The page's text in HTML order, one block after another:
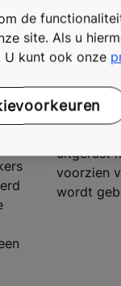
zijn
deze
...
In
uitgerust
voorzien
wordt
de
site. Als u
U kunt ook onze